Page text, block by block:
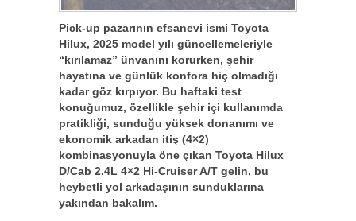
Pick-up pazarının efsanevi ismi Toyota
Hilux, 2025 model yılı güncellemeleriyle
“kırılamaz” ünvanını korurken, şehir
hayatına ve günlük konfora hiç olmadığı
kadar göz kırpıyor. Bu haftaki test
konuğumuz, özellikle şehir içi kullanımda
pratikliği, sunduğu yüksek donanımı ve
ekonomik arkadan itiş (4×2)
kombinasyonuyla öne çıkan Toyota Hilux
D/Cab 2.4L 4×2 Hi-Cruiser A/T gelin, bu
heybetli yol arkadaşının sunduklarına
yakından bakalım.